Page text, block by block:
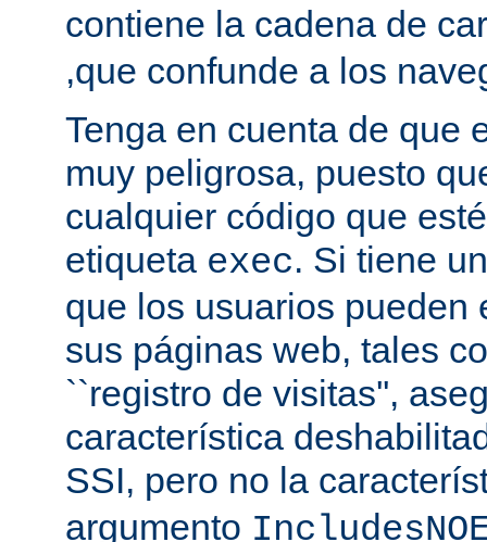
contiene la cadena de
,que confunde a los
Tenga en cuenta de que
muy peligrosa, puesto
cualquier código que
etiqueta exec. Si tiene
que los usuarios pueden
sus páginas web, tales
``registro de visitas'',
característica
SSI, pero no la
argumento